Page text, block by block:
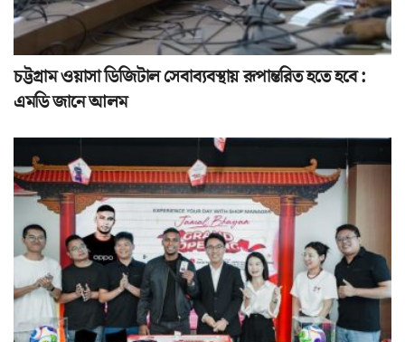
চট্টগ্রাম ওয়াসা ডিজিটাল সেবাব্যবস্থায় রূপান্তরিত হতে হবে :
এমডি জানে আলম